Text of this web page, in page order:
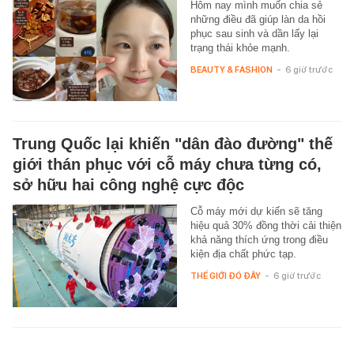
Hôm nay mình muốn chia sẻ
những điều đã giúp làn da hồi
phục sau sinh và dần lấy lại
trạng thái khỏe mạnh.
BEAUTY & FASHION - 6 giờ trước
Trung Quốc lại khiến "dân đào đường" thế
giới thán phục với cỗ máy chưa từng có,
sở hữu hai công nghệ cực độc
Cỗ máy mới dự kiến sẽ tăng
hiệu quả 30% đồng thời cải thiện
khả năng thích ứng trong điều
kiện địa chất phức tạp.
THẾ GIỚI ĐÓ ĐÂY - 6 giờ trước